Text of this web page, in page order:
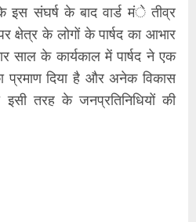
के इस संघर्ष के बाद वार्ड मंे तीव्र
क्षेत्र के लोगों के पार्षद का आभार
साल के कार्यकाल में पार्षद ने एक
प्रमाण दिया है और अनेक विकास
तरह के जनप्रतिनिधियों की